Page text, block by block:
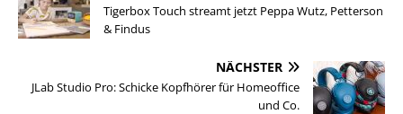
Tigerbox Touch streamt jetzt Peppa Wutz, Petterson
& Findus
NÄCHSTER
JLab Studio Pro: Schicke Kopfhörer für Homeoffice
und Co.